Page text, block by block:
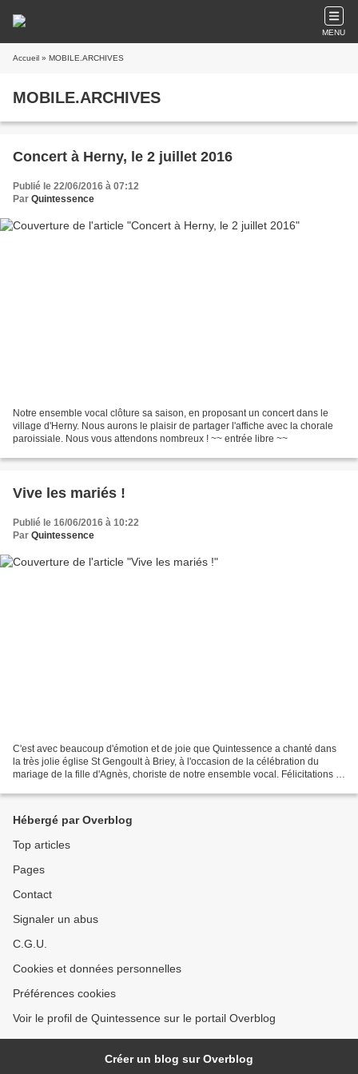
MENU
Accueil » MOBILE.ARCHIVES
MOBILE.ARCHIVES
Concert à Herny, le 2 juillet 2016
Publié le 22/06/2016 à 07:12
Par Quintessence
Notre ensemble vocal clôture sa saison, en proposant un concert dans le
village d'Herny. Nous aurons le plaisir de partager l'affiche avec la chorale
paroissiale. Nous vous attendons nombreux ! ~~ entrée libre ~~
Vive les mariés !
Publié le 16/06/2016 à 10:22
Par Quintessence
C'est avec beaucoup d'émotion et de joie que Quintessence a chanté dans
la très jolie église St Gengoult à Briey, à l'occasion de la célébration du
mariage de la fille d'Agnès, choriste de notre ensemble vocal. Félicitations à
Hébergé par Overblog
Top articles
Pages
Contact
Signaler un abus
C.G.U.
Cookies et données personnelles
Préférences cookies
Voir le profil de Quintessence sur le portail Overblog
Créer un blog sur Overblog